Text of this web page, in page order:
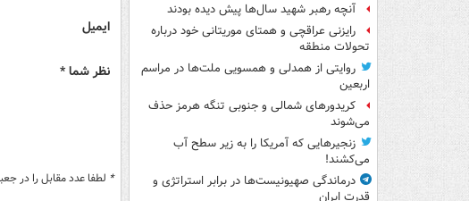
آنچه رهبر شهید سال‌ها پیش دیده بودند
رایزنی عراقچی و همتای موریتانی خود درباره
تحولات منطقه
روایتی از همدلی و همسویی ملت‌ها در مراسم
اربعین
کریدورهای شمالی و جنوبی تنگه هرمز حذف
می‌شوند
زنجیرهایی که آمریکا را به زیر سطح آب
می‌کشند!
درماندگی صهیونیست‌ها در برابر استراتژی و
قدرت ایران
ایمیل
نظر شما *
* لطفا عدد مقابل را در